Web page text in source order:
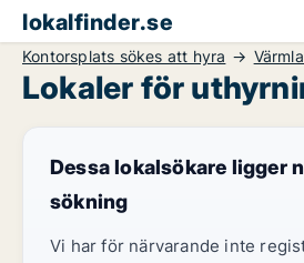
lokalfinder.se
Kontorsplats sökes att hyra
Lokaler för
Dessa lokalsökare ligger
sökning
Vi har för närvarande inte